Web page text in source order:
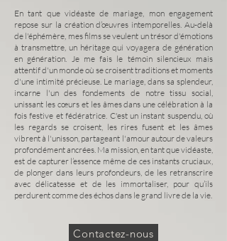
En tant que vidéaste de mariage, mon engagement
repose sur la création d’œuvres intemporelles. Au-delà
de l'éphémère, mes films se veulent un trésor d'émotions
à transmettre, un héritage qui voyagera de génération
en génération. Je me fais le témoin silencieux mais
attentif d'un monde où se croisent traditions et moments
d'une intimité précieuse. Le mariage, dans sa splendeur,
incarne l'un des fondements de notre tissu social,
unissant les cœurs et les âmes dans une célébration à la
fois festive et fédératrice. C'est un instant suspendu, où
les regards se croisent, les rires fusent et les âmes
vibrent à l'unisson, partageant l'amour autour de valeurs
profondément ancrées. Ma mission, en tant que vidéaste,
est de capturer l’essence même de ces instants cruciaux,
de plonger dans leurs profondeurs, de les retranscrire
avec délicatesse et de les immortaliser, pour qu’ils
perdurent comme des échos dans le grand livre de la vie.
Contactez-nous